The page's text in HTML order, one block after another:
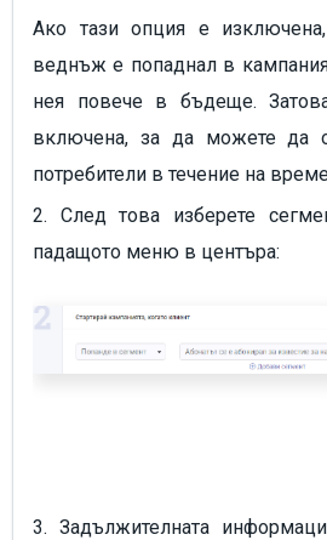
Ако тази опция е изключена,
веднъж е попаднал в
нея повече в бъдеще.
включена, за да можете да
потребители в течение на
2. След това изберете
падащото меню в центъра:
3. Задължителната